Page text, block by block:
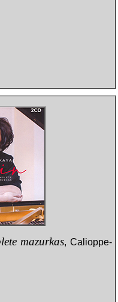
mazurkas, Calioppe-